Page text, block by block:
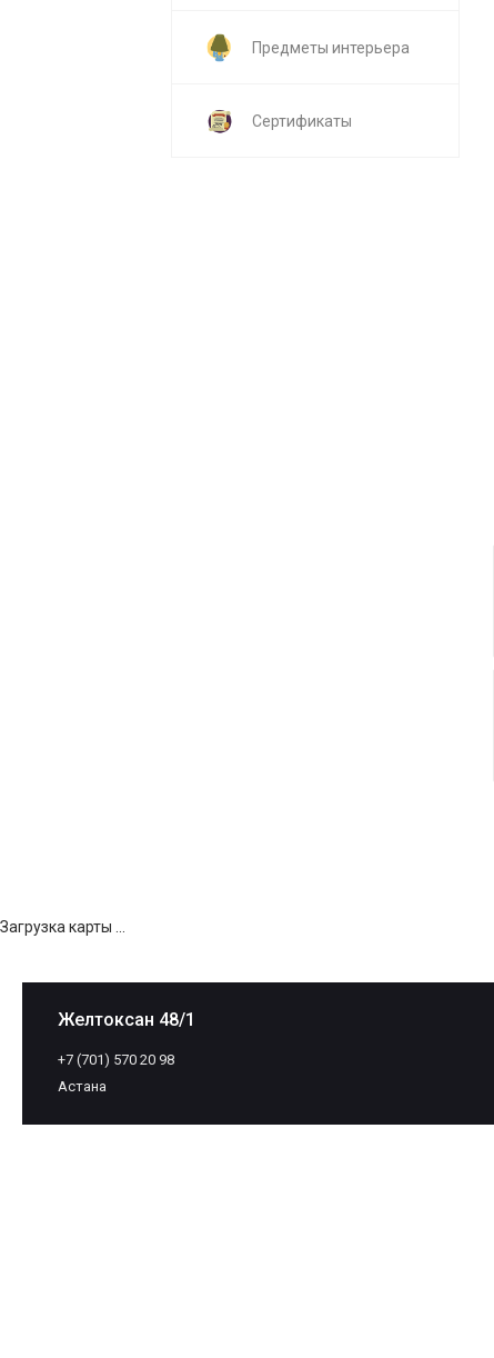
Предметы интерьера
Сертификаты
Желтоксан 48/1
+7 (701) 570 20 98
Астана
Загрузка карты ...